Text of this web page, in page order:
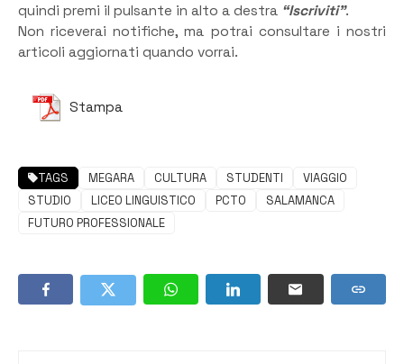
quindi premi il pulsante in alto a destra “Iscriviti”.
Non riceverai notifiche, ma potrai consultare i nostri
articoli aggiornati quando vorrai.
Stampa
TAGS MEGARA CULTURA STUDENTI
VIAGGIO
STUDIO
LICEO LINGUISTICO PCTO
SALAMANCA
FUTURO PROFESSIONALE